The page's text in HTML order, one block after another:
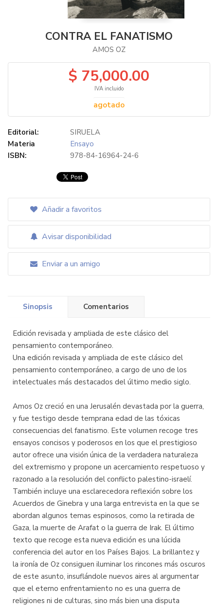
CONTRA EL FANATISMO
AMOS OZ
$ 75,000.00
IVA incluido
agotado
Editorial:
SIRUELA
Materia
Ensayo
ISBN:
978-84-16964-24-6
Añadir a favoritos
Avisar disponibilidad
Enviar a un amigo
Sinopsis Comentarios
Edición revisada y ampliada de este clásico del
pensamiento contemporáneo.
Una edición revisada y ampliada de este clásico del
pensamiento contemporáneo, a cargo de uno de los
intelectuales más destacados del último medio siglo.
Amos Oz creció en una Jerusalén devastada por la guerra,
y fue testigo desde temprana edad de las tóxicas
consecuencias del fanatismo. Este volumen recoge tres
ensayos concisos y poderosos en los que el prestigioso
autor ofrece una visión única de la verdadera naturaleza
del extremismo y propone un acercamiento respetuoso y
razonado a la resolución del conflicto palestino-israelí.
También incluye una esclarecedora reflexión sobre los
Acuerdos de Ginebra y una larga entrevista en la que se
abordan algunos temas espinosos, como la retirada de
Gaza, la muerte de Arafat o la guerra de Irak. El último
texto que recoge esta nueva edición es una lúcida
conferencia del autor en los Países Bajos. La brillantez y
la ironía de Oz consiguen iluminar los rincones más oscuros
de este asunto, insuflándole nuevos aires al argumentar
que el eterno enfrentamiento no es una guerra de
religiones ni de culturas, sino más bien una disputa